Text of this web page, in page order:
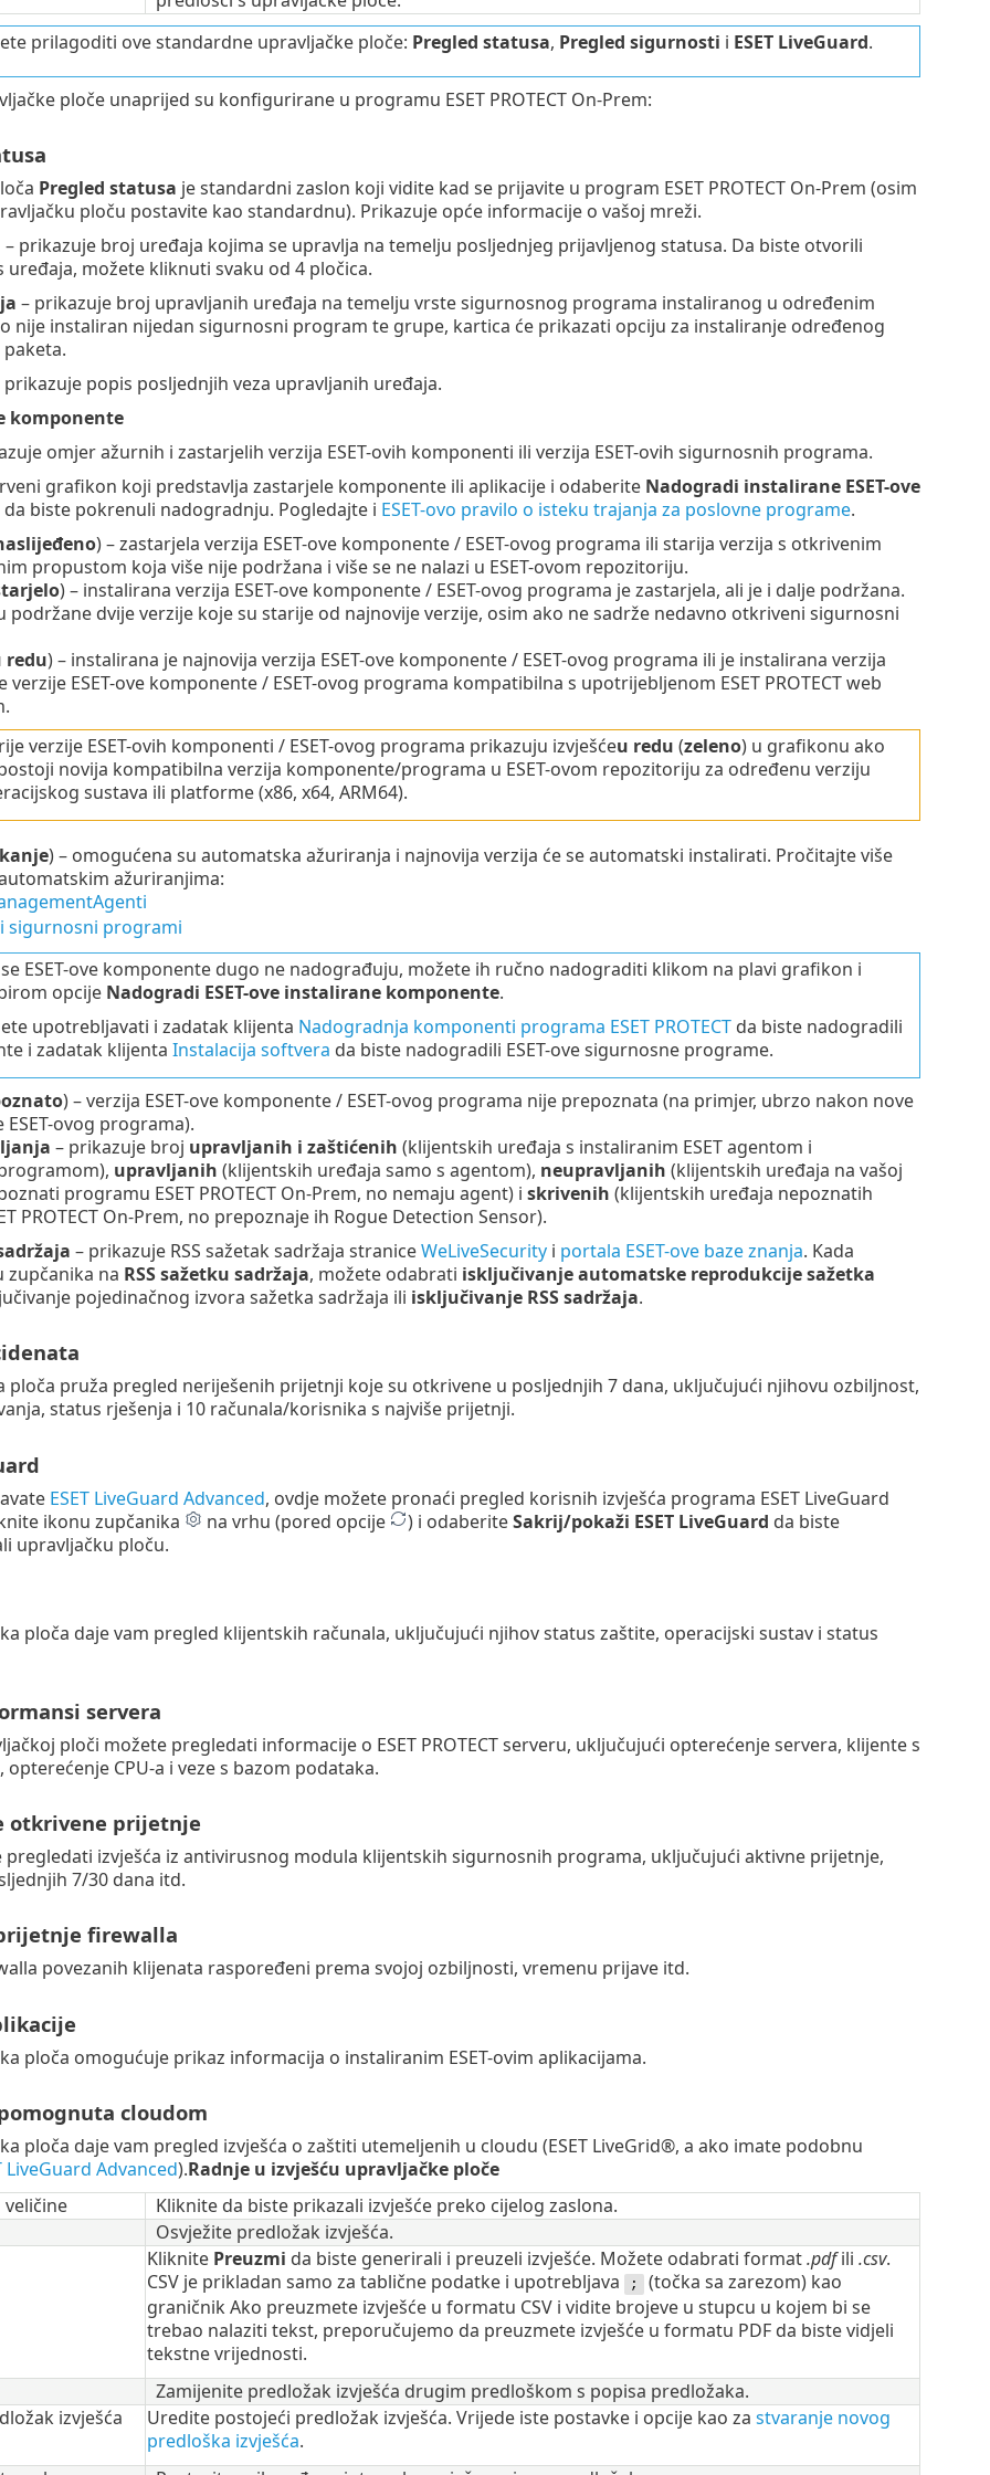
prilagoditi ove standardne upravljačke ploče: Pregled statusa, Pregled sigurnosti i ESET LiveGuard.
ploče unaprijed su konfigurirane u programu ESET PROTECT On-Prem:
Pregled statusa je standardni zaslon koji vidite kad se prijavite u program ESET PROTECT On-Prem (osim
ploču postavite kao standardnu). Prikazuje opće informacije o vašoj mreži.
– prikazuje broj uređaja kojima se upravlja na temelju posljednjeg prijavljenog statusa. Da biste otvorili
možete kliknuti svaku od 4 pločica.
– prikazuje broj upravljanih uređaja na temelju vrste sigurnosnog programa instaliranog u određenim
nije instaliran nijedan sigurnosni program te grupe, kartica će prikazati opciju za instaliranje određenog
popis posljednjih veza upravljanih uređaja.
komponente
omjer ažurnih i zastarjelih verzija ESET-ovih komponenti ili verzija ESET-ovih sigurnosnih programa.
grafikon koji predstavlja zastarjele komponente ili aplikacije i odaberite Nadogradi instalirane ESET-ove
da biste pokrenuli nadogradnju. Pogledajte i ESET-ovo pravilo o isteku trajanja za poslovne programe.
) – zastarjela verzija ESET-ove komponente / ESET-ovog programa ili starija verzija s otkrivenim
propustom koja više nije podržana i više se ne nalazi u ESET-ovom repozitoriju.
) – instalirana verzija ESET-ove komponente / ESET-ovog programa je zastarjela, ali je i dalje podržana.
podržane dvije verzije koje su starije od najnovije verzije, osim ako ne sadrže nedavno otkriveni sigurnosni
redu) – instalirana je najnovija verzija ESET-ove komponente / ESET-ovog programa ili je instalirana verzija
verzije ESET-ove komponente / ESET-ovog programa kompatibilna s upotrijebljenom ESET PROTECT web
verzije ESET-ovih komponenti / ESET-ovog programa prikazuju izvješćeu redu (zeleno) u grafikonu ako
novija kompatibilna verzija komponente/programa u ESET-ovom repozitoriju za određenu verziju
sustava ili platforme (x86, x64, ARM64).
) – omogućena su automatska ažuriranja i najnovija verzija će se automatski instalirati. Pročitajte više
ažuriranjima:
sigurnosni programi
ESET-ove komponente dugo ne nadograđuju, možete ih ručno nadograditi klikom na plavi grafikon i
opcije Nadogradi ESET-ove instalirane komponente.
upotrebljavati i zadatak klijenta Nadogradnja komponenti programa ESET PROTECTda biste nadogradili
i zadatak klijenta Instalacija softvera da biste nadogradili ESET-ove sigurnosne programe.
) – verzija ESET-ove komponente / ESET-ovog programa nije prepoznata (na primjer, ubrzo nakon nove
ESET-ovog programa).
– prikazuje broj upravljanih i zaštićenih (klijentskih uređaja s instaliranim ESET agentom i
upravljanih (klijentskih uređaja samo s agentom), neupravljanih (klijentskih uređaja na vašoj
programu ESET PROTECT On-Prem, no nemaju agent) i skrivenih (klijentskih uređaja nepoznatih
PROTECT On-Prem, no prepoznaje ih Rogue Detection Sensor).
– prikazuje RSS sažetak sadržaja straniceWeLiveSecurityi portala ESET-ove baze znanja. Kada
na RSS sažetku sadržaja, možete odabrati isključivanje automatske reprodukcije sažetka
pojedinačnog izvora sažetka sadržaja ili isključivanje RSS sadržaja.
ploča pruža pregled neriješenih prijetnji koje su otkrivene u posljednjih 7 dana, uključujući njihovu ozbiljnost,
status rješenja i 10 računala/korisnika s najviše prijetnji.
ESET LiveGuard Advanced, ovdje možete pronaći pregled korisnih izvješća programa ESET LiveGuard
ikonu zupčanika
na vrhu (pored opcije ) i odaberiteSakrij/pokaži ESET LiveGuard da biste
upravljačku ploču.
ploča daje vam pregled klijentskih računala, uključujući njihov status zaštite, operacijski sustav i status
servera
ploči možete pregledati informacije o ESET PROTECT serveru, uključujući opterećenje servera, klijente s
CPU-a i veze s bazom podataka.
otkrivene prijetnje
pregledati izvješća iz antivirusnog modula klijentskih sigurnosnih programa, uključujući aktivne prijetnje,
7/30 dana itd.
firewalla
povezanih klijenata raspoređeni prema svojoj ozbiljnosti, vremenu prijave itd.
ploča omogućuje prikaz informacija o instaliranim ESET-ovim aplikacijama.
cloudom
ploča daje vam pregled izvješća o zaštiti utemeljenih u cloudu (ESET LiveGrid®, a ako imate podobnu
LiveGuard Advanced).Radnje u izvješću upravljačke ploče
Kliknite da biste prikazali izvješće preko cijelog zaslona.
Osvježite predložak izvješća.
Kliknite Preuzmi da biste generirali i preuzeli izvješće. Možete odabrati format.pdfili .csv.
CSV je prikladan samo za tablične podatke i upotrebljava
; (točka sa zarezom) kao
graničnik Ako preuzmete izvješće u formatu CSV i vidite brojeve u stupcu u kojem bi se
trebao nalaziti tekst, preporučujemo da preuzmete izvješće u formatu PDF da biste vidjeli
tekstne vrijednosti.
Zamijenite predložak izvješća drugim predloškom s popisa predložaka.
izvješća
Uredite postojeći predložak izvješća. Vrijede iste postavke i opcije kao za stvaranje novog
predloška izvješća.